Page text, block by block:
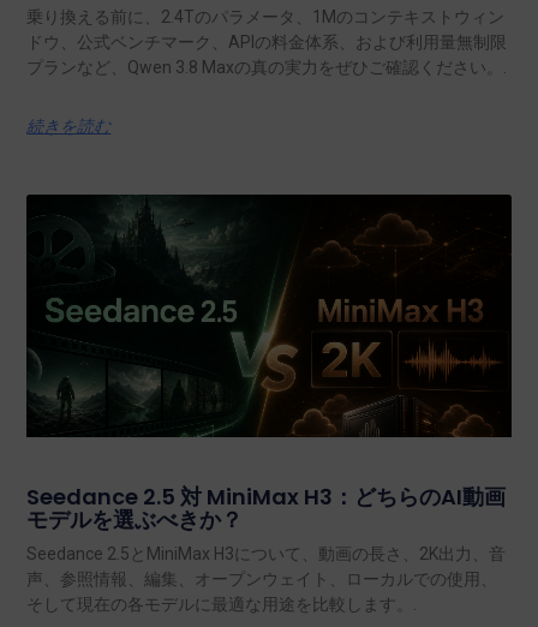
乗り換える前に、2.4Tのパラメータ、1Mのコンテキストウィン
ドウ、公式ベンチマーク、APIの料金体系、および利用量無制限
プランなど、Qwen 3.8 Maxの真の実力をぜひご確認ください。.
続きを読む
Seedance 2.5 対 MiniMax H3：どちらのAI動画
モデルを選ぶべきか？
Seedance 2.5とMiniMax H3について、動画の長さ、2K出力、音
声、参照情報、編集、オープンウェイト、ローカルでの使用、
そして現在の各モデルに最適な用途を比較します。.